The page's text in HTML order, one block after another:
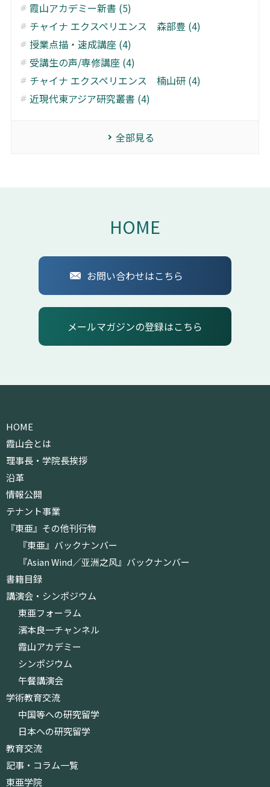
霞山アカデミー新書 (5)
チャイナ エクスペリエンス 森部豊 (4)
授業点描・速成講座 (4)
受講生の声/専修講座 (4)
チャイナ エクスペリエンス 楠山研 (4)
近現代東アジア研究叢書 (4)
全部見る
HOME
お問い合わせはこちら
メールマガジンの登録はこちら
HOME
霞山会とは
理事長・学院長挨拶
沿革
情報公開
テナント事業
『東亜』その他刊行物
『東亜』バックナンバー
『Asian Wind／亚洲之风』バックナンバー
書籍目録
講演会・シンポジウム
東亜フォーラム
濱本良一チャンネル
霞山アカデミー
シンポジウム
午餐講演会
学術教育交流
中国等への研究留学
日本への研究留学
教育交流
記事・コラム一覧
東亜学院